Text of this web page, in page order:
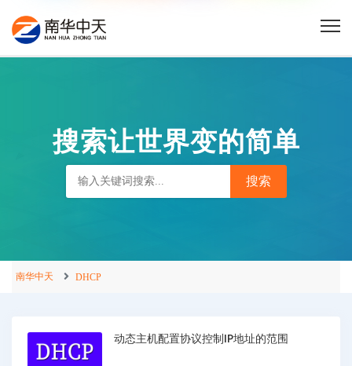
搜索让世界变的简单
南华中天 DHCP
动态主机配置协议控制IP地址的范围